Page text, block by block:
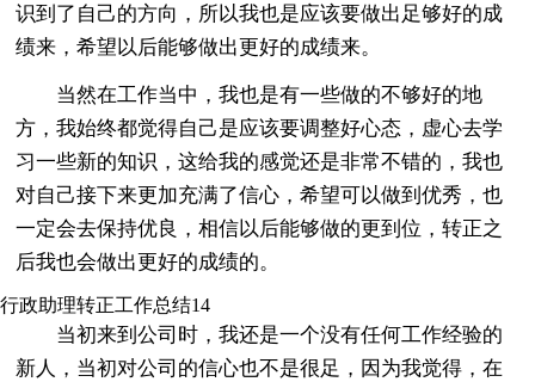
识到了自己的方向，所以我也是应该要做出足够好的成
绩来，希望以后能够做出更好的成绩来。
当然在工作当中，我也是有一些做的不够好的地
方，我始终都觉得自己是应该要调整好心态，虚心去学
习一些新的知识，这给我的感觉还是非常不错的，我也
对自己接下来更加充满了信心，希望可以做到优秀，也
一定会去保持优良，相信以后能够做的更到位，转正之
后我也会做出更好的成绩的。
行政助理转正工作总结14
当初来到公司时，我还是一个没有任何工作经验的
新人，当初对公司的信心也不是很足，因为我觉得，在